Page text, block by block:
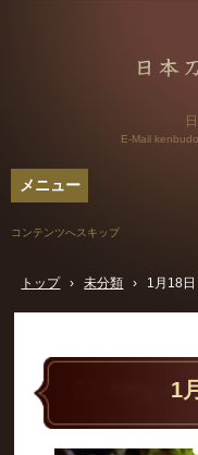
E-Mail
メニュー
コンテンツへスキップ
トップ › 未分類 › 1月18
1